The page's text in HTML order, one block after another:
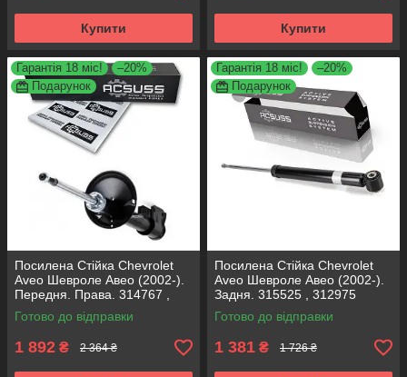
Купити Купити
Гарантія 18 міс!
–20%
Подарунок
Посилена Стійка Chevrolet
Aveo Шевроле Авео (2002-).
Передня. Права. 314767 ,
333417 KOREA Аксусс!
Готово до відправки
1 892 ₴ 2 364 ₴
Гарантія 18 міс!
–20%
Подарунок
Посилена Стійка Chevrolet
Aveo Шевроле Авео (2002-).
Задня. 315525 , 312975
KOREA Аксусс!
Готово до відправки
1 381 ₴ 1 726 ₴